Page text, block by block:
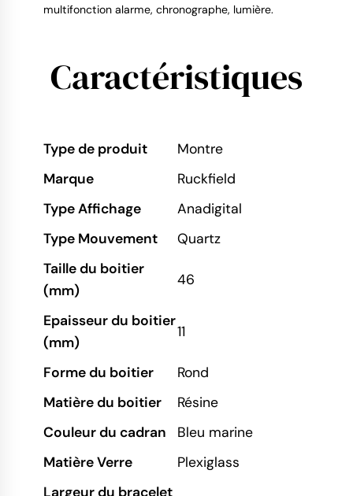
multifonction alarme, chronographe, lumière.
Caractéristiques
Type de produit
Montre
Marque
Ruckfield
Type Affichage
Anadigital
Type Mouvement
Quartz
Taille du boitier
(mm)
46
Epaisseur du boitier
(mm)
11
Forme du boitier
Rond
Matière du boitier
Résine
Couleur du cadran
Bleu marine
Matière Verre
Plexiglass
Largeur du bracelet